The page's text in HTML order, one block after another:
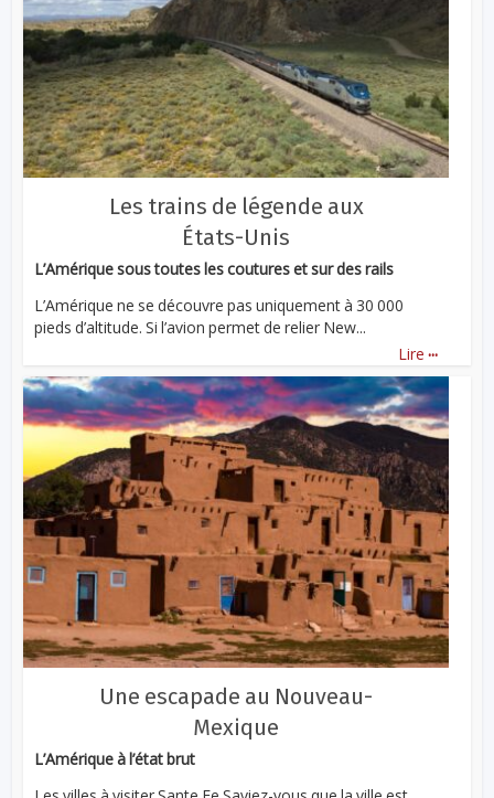
Les trains de légende aux
États-Unis
L’Amérique sous toutes les coutures et sur des rails
L’Amérique ne se découvre pas uniquement à 30 000
pieds d’altitude. Si l’avion permet de relier New...
Lire ...
Une escapade au Nouveau-
Mexique
L’Amérique à l’état brut